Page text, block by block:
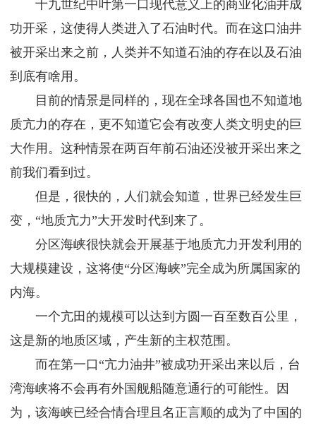
十九世纪中叶第一口现代意义上的商业化油井成
功开采，这使得人类进入了石油时代。而在这口油井
被开采出来之前，人类并不知道石油的存在以及石油
到底有啥用。
目前的情景是同样的，现在全球各国也不知道地
质亢力的存在，更不知道它会有改变人类文明史的巨
大作用。这种情景在两百年前石油还没被开采出来之
前我们看到过。
但是，很快的，人们就会知道，世界已经发生巨
变，“地质亢力”大开发时代到来了。
分区海峡很快就会开展基于地质亢力开发利用的
大规模建设，这将使“分区海峡”完全成为所属国家的
内海。
一个亢田的规模可以达到方圆一百至数百公里，
这是新的地质区域，产生新的主权范围。
而在第一口“亢力油井”被成功开采出来以后，台
湾海峡将不会再有外国舰船随意通行的可能性。因
为，该海峡已经合情合理且名正言顺的成为了中国的